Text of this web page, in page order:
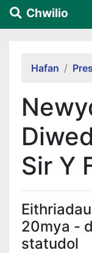
Chwilio
Hafan
Sir Y
20mya -
statudol